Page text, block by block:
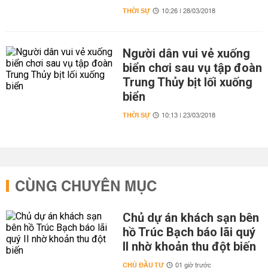
THỜI SỰ 10:26 | 28/03/2018
Người dân vui vẻ xuống
biển chơi sau vụ tập đoàn
Trung Thủy bịt lối xuống
biển
THỜI SỰ 10:13 | 23/03/2018
CÙNG CHUYÊN MỤC
Chủ dự án khách sạn bên
hồ Trúc Bạch báo lãi quý
II nhờ khoản thu đột biến
CHỦ ĐẦU TƯ 01 giờ trước